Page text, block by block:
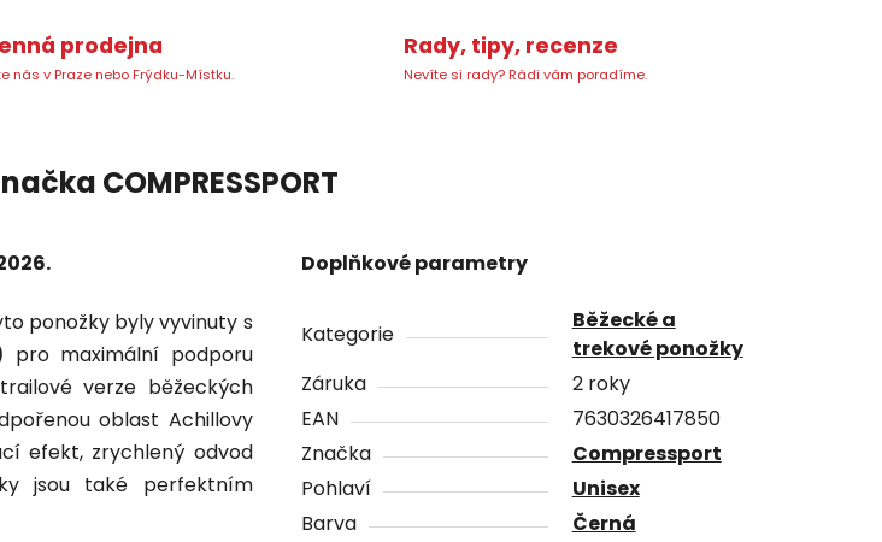
prodejna
nás v Praze nebo Frýdku-Místku.
Rady, tipy, recenze
Nevíte si rady? Rádi vám poradíme.
COMPRESSPORT
ponožky byly vyvinuty s
pro maximální podporu
verze běžeckých
oblast Achillovy
efekt, zrychlený odvod
jsou také perfektním
Doplňkové parametry
Kategorie
Běžecké a
trekové ponožky
Záruka
2 roky
EAN
7630326417850
Značka
Compressport
Pohlaví
Unisex
Barva
Černá